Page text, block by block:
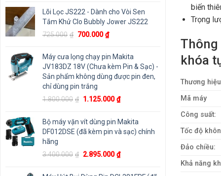
là:
22.670.000₫.
tại
là:
Lõi Lọc JS222 - Dành cho Vòi Sen
Tắm Khử Clo Bubbly Jower JS222
725.000 ₫ Giá
là:
725.000₫.
700.000 ₫Giá
tại
là:
700.000₫.
Máy cưa lọng chạy pin Makita
JV183DZ 18V (Chưa kèm Pin & Sạc) -
Sản phẩm không dùng được pin đen,
chỉ dùng pin trắng
1.800.000 ₫ Giá
là:
1.800.000₫.
1.125.000 ₫Giá
tại
là:
Bộ máy vặn vít dùng pin Makita
DF012DSE (đã kèm pin và sạc) chính
hãng
3.400.000 ₫ Giá
2.895.000 ₫Giá
biến
Trọng
Thông
khóa
Thương hiệu
Mã máy
Công suất:
Tốc độ
Đảo chiều:
Khả năng